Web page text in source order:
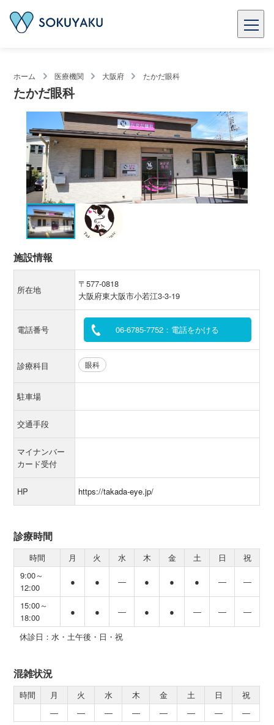
ホーム 医療機関 大阪府 たかだ眼科
たかだ眼科
施設情報
所在地
〒577-0818
大阪府東大阪市小若江3-3-19
電話番号 06-6785-7752：電話をかける
診療科目 眼科
駐車場
交通手段
マイナンバー
カード受付
HP https://takada-eye.jp/
診療時間
時間 月 火 水 木 金 土 日
祝
9:00～
12:00
● ● ― ● ● ● ― ―
15:00～
18:00
● ● ― ● ● ― ― ―
休診日：水・土午後・日・祝
混雑状況
時間 月 火 水 木 金 土 日
祝
―
― ― ― ― ― ― ―